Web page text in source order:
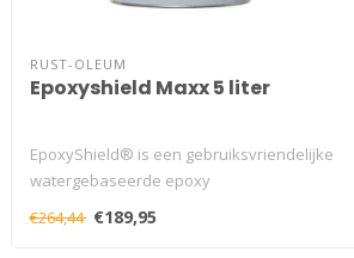
RUST-OLEUM
Epoxyshield Maxx 5 liter
EpoxyShield® is een gebruiksvriendelijke
watergebaseerde epoxy
garagevloercoati..
€264,44 €189,95